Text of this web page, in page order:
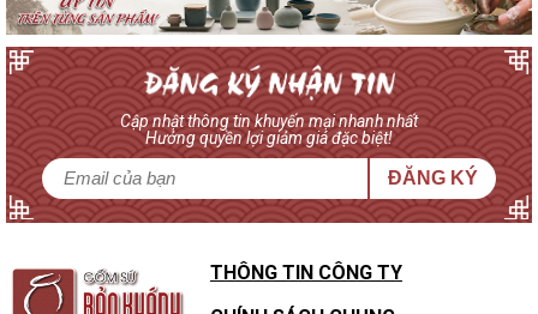
Cập nhật thông tin khuyến mại nhanh nhất
Hưởng quyền lợi giảm giá đặc biệt!
ĐĂNG KÝ
THÔNG TIN CÔNG TY